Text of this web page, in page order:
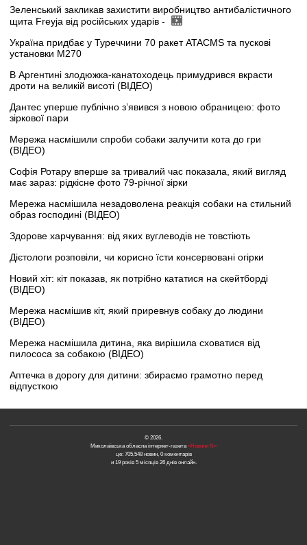
Зеленський закликав захистити виробництво антибалістичного
щита Freyja від російських ударів -
Україна придбає у Туреччини 70 ракет ATACMS та пускові
установки M270
В Аргентині злодюжка-канатоходець примудрився вкрасти
дроти на великій висоті (ВІДЕО)
Дантес уперше публічно з’явився з новою обраницею: фото
зіркової пари
Мережа насмішили спроби собаки залучити кота до гри
(ВІДЕО)
Софія Ротару вперше за тривалий час показала, який вигляд
має зараз: рідкісне фото 79-річної зірки
Мережа насмішила незадоволена реакція собаки на стильний
образ господині (ВІДЕО)
Здорове харчування: від яких вуглеводів не товстіють
Дієтологи розповіли, чи корисно їсти консервовані огірки
Новий хіт: кіт показав, як потрібно кататися на скейтборді
(ВІДЕО)
Мережа насмішив кіт, який приревнув собаку до людини
(ВІДЕО)
Мережа насмішила дитина, яка вирішила сховатися від
пилососа за собакою (ВІДЕО)
Аптечка в дорогу для дитини: збираємо грамотно перед
відпусткою
© 2026.
Миколаївська обласна інтернет-газета «Новини N»
це: 705,548 новин, 0 коментарів
и 19 років 5 місяців 26 днів онлайн.